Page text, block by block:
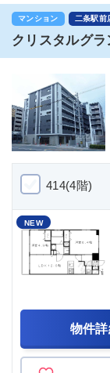
マンション 二条駅前
クリスタルグ
414(4階)
NEW
物件詳